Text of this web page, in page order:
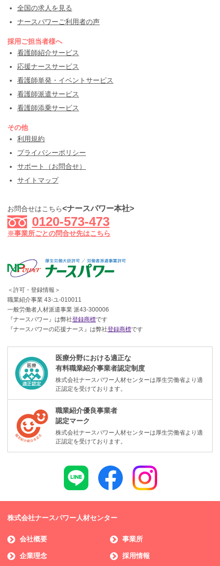
全国の求人を見る
ナースパワーご利用者の声
採用ご担当者様へ
看護師紹介サービス
応援ナースサービス
看護師単発・イベントサービス
看護師派遣サービス
看護師添乗サービス
その他
利用規約
プライバシーポリシー
サポート（お問合せ）
サイトマップ
お問合せはこちら<ナースパワー本社>
0120-573-473
※事業所ごとの問合せ先はこちら
＜許可・登録情報＞
職業紹介事業 43-ユ-010011
一般労働者人材派遣事業 派43-300006
『ナースパワー』は弊社登録商標です
『ナースパワーの応援ナース』は弊社登録商標です
医療分野における適正な
有料職業紹介事業者認定制度
株式会社ナースパワー人材センターは厚生労働省より適
正認定を受けております。
職業紹介優良事業者
認定マーク
株式会社ナースパワー人材センターは厚生労働省より適
正認定を受けております。
株式会社ナースパワー人材センター
会社概要 事業所
企業理念 採用情報